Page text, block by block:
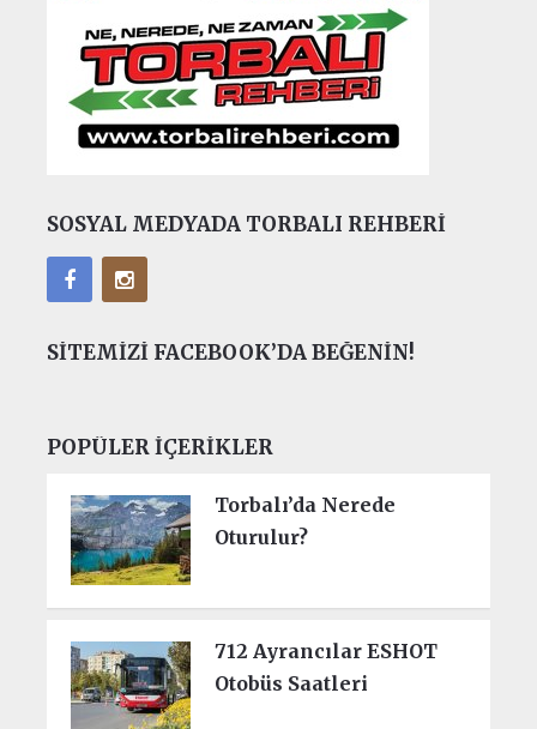
SOSYAL MEDYADA TORBALI REHBERI
SITEMIZI FACEBOOK’DA BEĞENIN!
POPÜLER İÇERIKLER
Torbalı’da Nerede
Oturulur?
712 Ayrancılar ESHOT
Otobüs Saatleri